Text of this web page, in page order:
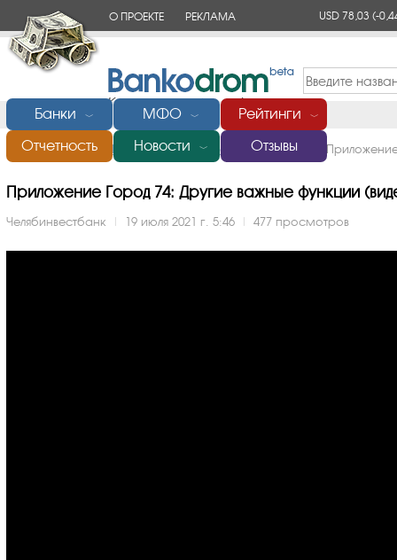
О ПРОЕКТЕ РЕКЛАМА USD 78,03(-
Банки ﹀ МФО ﹀ Рейтинги ﹀
Отчетность Новости ﹀ Отзывы
Главная/Банки России/Челябинвестбанк/Видео
Приложение Город 74: Другие важные функции
Челябинвестбанк | 19 июля 2021 г. 5:46 | 477 просмотров